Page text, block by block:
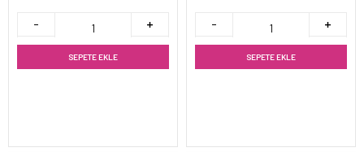
SEPETE EKLE SEPETE EKLE